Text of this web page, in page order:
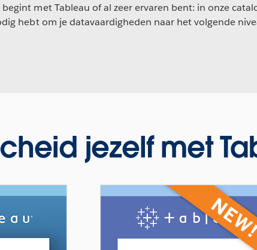
met Tableau of al zeer ervaren bent: in onze
hebt om je datavaardigheden naar het volgende
jezelf met